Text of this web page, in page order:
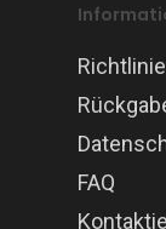
FAQ